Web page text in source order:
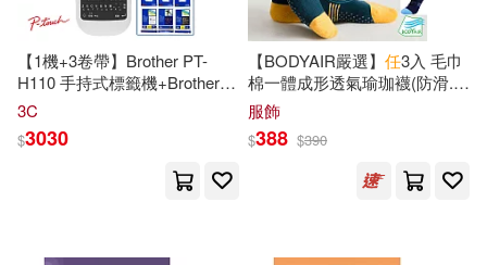
秋(37) 鼎文名師群(37)
Re:mimu(36)
TYPE-MOON(36) 任琪(36)
武漢大學出版社(298)
西南交通大學出版社(296)
【1機+3卷帶】Brother PT-
H110 手持式標籤機+Brother標
籤帶
3C
$3030
【BODYAIR嚴選】 任3入 毛巾
棉一體成形透氣瑜珈襪(防滑.舞
蹈.運動.運動襪) FREE 黃綠
+黑+紫粉
服飾
$388 $390